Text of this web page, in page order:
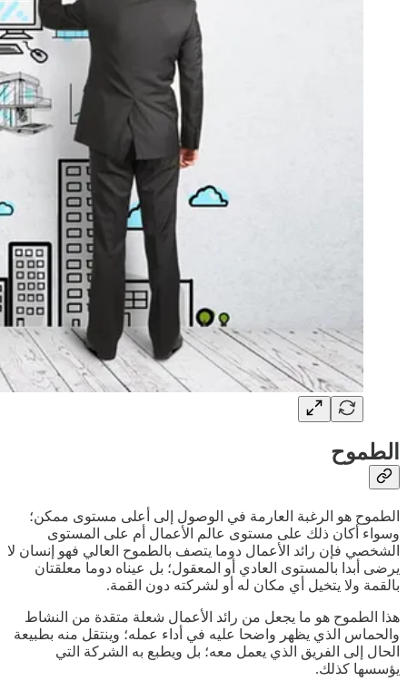
الطموح
الطموح هو الرغبة العارمة في الوصول إلى أعلى مستوى ممكن؛
وسواء أكان ذلك على مستوى عالم الأعمال أم على المستوى
الشخصي فإن رائد الأعمال دوما يتصف بالطموح العالي فهو إنسان لا
يرضى أبدا بالمستوى العادي أو المعقول؛ بل عيناه دوما معلقتان
بالقمة ولا يتخيل أي مكان له أو لشركته دون القمة.
هذا الطموح هو ما يجعل من رائد الأعمال شعلة متقدة من النشاط
والحماس الذي يظهر واضحا عليه في أداء عمله؛ وينتقل منه بطبيعة
الحال إلى الفريق الذي يعمل معه؛ بل ويطبع به الشركة التي
يؤسسها كذلك.